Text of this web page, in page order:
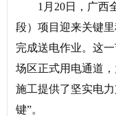
1月20日，广西
段）项目迎来关键
完成送电作业。这
场区正式用电通道
施工提供了坚实电
键”。